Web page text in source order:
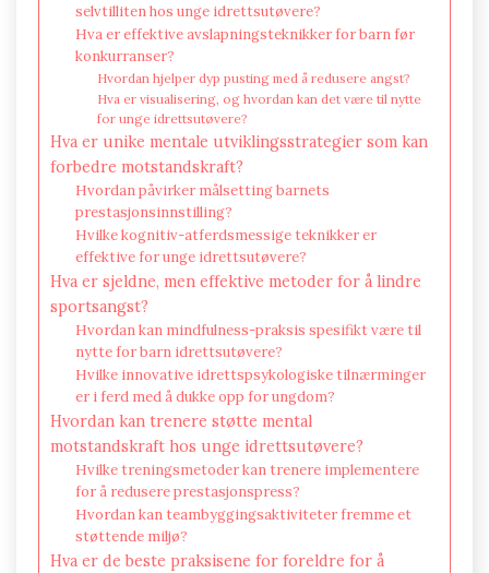
selvtilliten hos unge idrettsutøvere?
Hva er effektive avslapningsteknikker for barn før
konkurranser?
Hvordan hjelper dyp pusting med å redusere angst?
Hva er visualisering, og hvordan kan det være til nytte
for unge idrettsutøvere?
Hva er unike mentale utviklingsstrategier som kan
forbedre motstandskraft?
Hvordan påvirker målsetting barnets
prestasjonsinnstilling?
Hvilke kognitiv-atferdsmessige teknikker er
effektive for unge idrettsutøvere?
Hva er sjeldne, men effektive metoder for å lindre
sportsangst?
Hvordan kan mindfulness-praksis spesifikt være til
nytte for barn idrettsutøvere?
Hvilke innovative idrettspsykologiske tilnærminger
er i ferd med å dukke opp for ungdom?
Hvordan kan trenere støtte mental
motstandskraft hos unge idrettsutøvere?
Hvilke treningsmetoder kan trenere implementere
for å redusere prestasjonspress?
Hvordan kan teambyggingsaktiviteter fremme et
støttende miljø?
Hva er de beste praksisene for foreldre for å